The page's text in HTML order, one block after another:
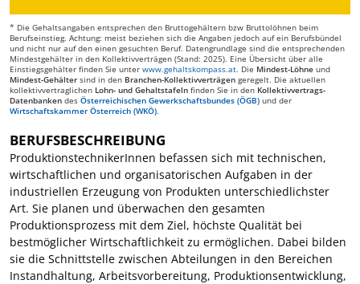
* Die Gehaltsangaben entsprechen den Bruttogehältern bzw Bruttolöhnen beim
Berufseinstieg. Achtung: meist beziehen sich die Angaben jedoch auf ein Berufsbündel
und nicht nur auf den einen gesuchten Beruf. Datengrundlage sind die entsprechenden
Mindestgehälter in den Kollektivverträgen (Stand: 2025). Eine Übersicht über alle
Einstiegsgehälter finden Sie unter www.gehaltskompass.at. Die Mindest-Löhne und
Mindest-Gehälter sind in den Branchen-Kollektivverträgen geregelt. Die aktuellen
kollektivvertraglichen Lohn- und Gehaltstafeln finden Sie in den Kollektivvertrags-
Datenbanken des Österreichischen Gewerkschaftsbundes (ÖGB) und der
Wirtschaftskammer Österreich (WKÖ).
BERUFSBESCHREIBUNG
ProduktionstechnikerInnen befassen sich mit technischen,
wirtschaftlichen und organisatorischen Aufgaben in der
industriellen Erzeugung von Produkten unterschiedlichster
Art. Sie planen und überwachen den gesamten
Produktionsprozess mit dem Ziel, höchste Qualität bei
bestmöglicher Wirtschaftlichkeit zu ermöglichen. Dabei bilden
sie die Schnittstelle zwischen Abteilungen in den Bereichen
Instandhaltung, Arbeitsvorbereitung, Produktionsentwicklung,